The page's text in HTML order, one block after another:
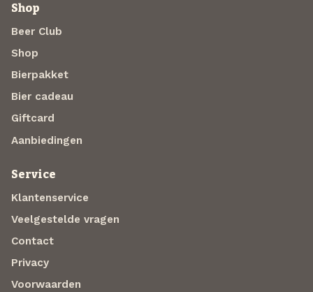
Shop
Beer Club
Shop
Bierpakket
Bier cadeau
Giftcard
Aanbiedingen
Service
Klantenservice
Veelgestelde vragen
Contact
Privacy
Voorwaarden